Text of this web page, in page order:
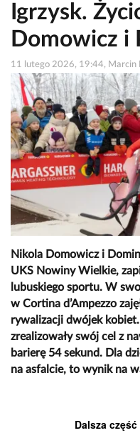
Igrzysk.
Domowicz i
11 lutego 2026, 19:44, Marcin
Nikola Domowicz i
UKS Nowiny Wielkie,
lubuskiego sportu. W
w Cortina d’Ampezzo
rywalizacji dwójek
zrealizowały swój cel z
barierę 54 sekund. Dla
na asfalcie, to wynik na
Dalsza